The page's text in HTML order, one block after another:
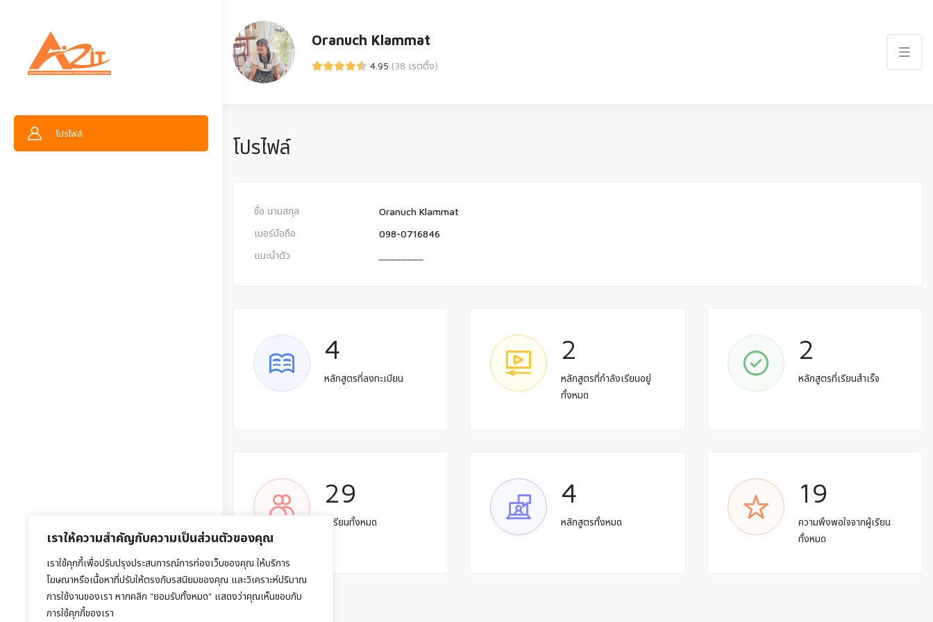
เราให้ความสำคัญกับความเป็นส่วนตัวของคุณ
เราใช้คุกกี้เพื่อปรับปรุงประสบการณ์การท่องเว็บของคุณ ให้บริการ
โฆษณาหรือเนื้อหาที่ปรับให้ตรงกับรสนิยมของคุณ และวิเคราะห์ปริมาณ
การใช้งานของเรา หากคลิก "ยอมรับทั้งหมด" แสดงว่าคุณเห็นชอบกับ
การใช้คุกกี้ของเรา
Oranuch Klammat
4.95 (38 เรตติ้ง)
โปรไฟล์
ชื่อ นามสกุล Oranuch Klammat
เบอร์มือถือ 098-0716846
แนะนำตัว
4
หลักสูตรที่ลงทะเบียน
2
หลักสูตรที่กำลังเรียนอยู่
ทั้งหมด
2
หลักสูตรที่เรียนสำเร็จ
29
ผู้เรียนทั้งหมด
4
หลักสูตรทั้งหมด
19
ความพึงพอใจจากผู้เรียน
ทั้งหมด
โปรไฟล์